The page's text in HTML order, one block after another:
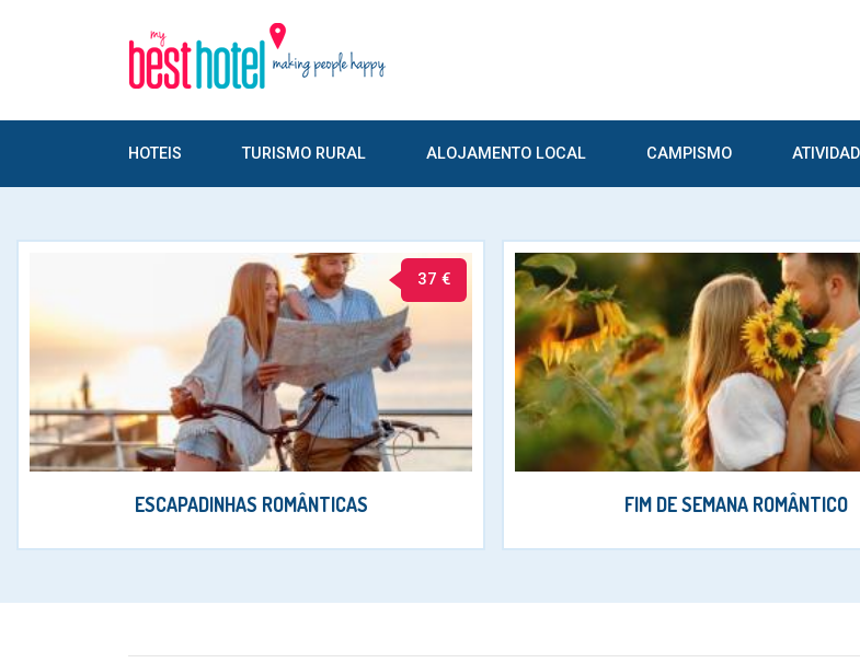
HOTEIS TURISMO RURAL ALOJAMENTO LOCAL CAMPISMO
37 €
ESCAPADINHAS ROMÂNTICAS FIM DE SEMANA ROMÂNTICO